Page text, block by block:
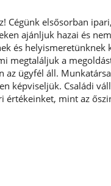
Cégünk elsősorban
ajánljuk hazai és
és helyismeretünknek
megtaláljuk a
az ügyfél áll.
képviseljük. Családi
értékeinket, mint az